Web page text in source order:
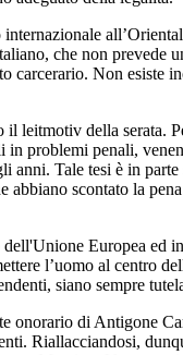
che non
Non
il leitmotiv della
problemi penali,
Tale tesi è in
scontato la
Europea
l’uomo al centro
siano sempre
di Antigone
Riallacciandosi,